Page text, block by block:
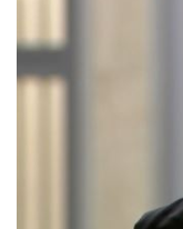
Camigliatello
protagonisti del
italiano. Nella